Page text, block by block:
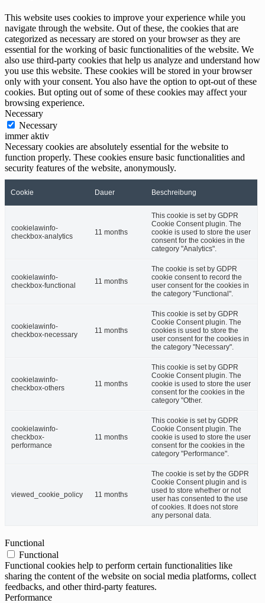
This website uses cookies to improve your experience while you
navigate through the website. Out of these, the cookies that are
categorized as necessary are stored on your browser as they are
essential for the working of basic functionalities of the website. We
also use third-party cookies that help us analyze and understand how
you use this website. These cookies will be stored in your browser
only with your consent. You also have the option to opt-out of these
cookies. But opting out of some of these cookies may affect your
browsing experience.
Necessary
Necessary
immer aktiv
Necessary cookies are absolutely essential for the website to
function properly. These cookies ensure basic functionalities and
security features of the website, anonymously.
Cookie Dauer Beschreibung
cookielawinfo-
checkbox-analytics
11 months
This cookie is set by GDPR
Cookie Consent plugin. The
cookie is used to store the user
consent for the cookies in the
category "Analytics".
cookielawinfo-
checkbox-functional
11 months
The cookie is set by GDPR
cookie consent to record the
user consent for the cookies in
the category "Functional".
cookielawinfo-
checkbox-necessary
11 months
This cookie is set by GDPR
Cookie Consent plugin. The
cookies is used to store the
user consent for the cookies in
the category "Necessary".
cookielawinfo-
checkbox-others
11 months
This cookie is set by GDPR
Cookie Consent plugin. The
cookie is used to store the user
consent for the cookies in the
category "Other.
cookielawinfo-
checkbox-
performance
11 months
This cookie is set by GDPR
Cookie Consent plugin. The
cookie is used to store the user
consent for the cookies in the
category "Performance".
viewed_cookie_policy 11 months
The cookie is set by the GDPR
Cookie Consent plugin and is
used to store whether or not
user has consented to the use
of cookies. It does not store
any personal data.
Functional
Functional
Functional cookies help to perform certain functionalities like
sharing the content of the website on social media platforms, collect
feedbacks, and other third-party features.
Performance